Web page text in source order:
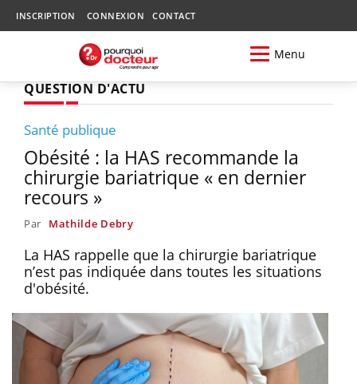
INSCRIPTION CONNEXION CONTACT
Menu
QUESTION D'ACTU
Santé publique
Obésité : la HAS recommande la
chirurgie bariatrique « en dernier
recours »
Par Mathilde Debry
La HAS rappelle que la chirurgie bariatrique
n’est pas indiquée dans toutes les situations
d'obésité.